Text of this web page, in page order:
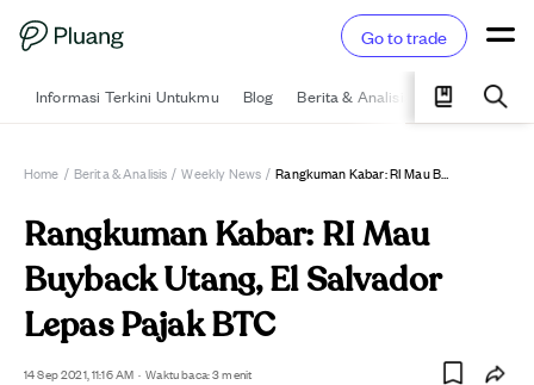
Go to trade
Informasi Terkini Untukmu Blog Berita & Analisis Pelajari
Home / Berita & Analisis / Weekly News / Rangkuman Kabar: RI Mau Buyback Utang, El Salvador Lepas Pajak BTC
Rangkuman Kabar: RI Mau
Buyback Utang, El Salvador
Lepas Pajak BTC
14 Sep 2021, 11:16 AM · Waktu baca: 3 menit